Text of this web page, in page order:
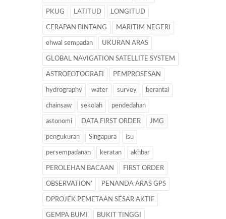
PKUG LATITUD LONGITUD
CERAPAN BINTANG MARITIM NEGERI
ehwal sempadan UKURAN ARAS
GLOBAL NAVIGATION SATELLITE SYSTEM
ASTROFOTOGRAFI PEMPROSESAN
hydrography water survey berantai
chainsaw sekolah pendedahan
astonomi DATA FIRST ORDER JMG
pengukuran Singapura isu
persempadanan keratan akhbar
PEROLEHAN BACAAN FIRST ORDER
OBSERVATION’ PENANDA ARAS GPS
DPROJEK PEMETAAN SESAR AKTIF
GEMPA BUMI BUKIT TINGGI